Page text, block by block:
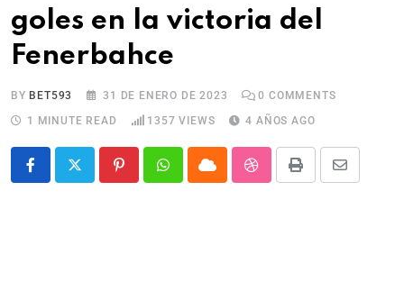
goles en la victoria del
Fenerbahce
BY BET593 31 DE ENERO DE 2023 0 COMMENTS
1 MINUTE READ
1357 VIEWS 4 AÑOS AGO